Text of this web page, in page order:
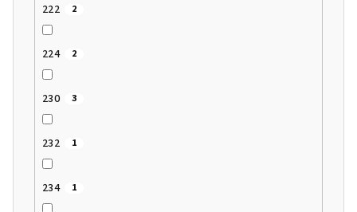
222 2
224 2
230 3
232 1
234 1